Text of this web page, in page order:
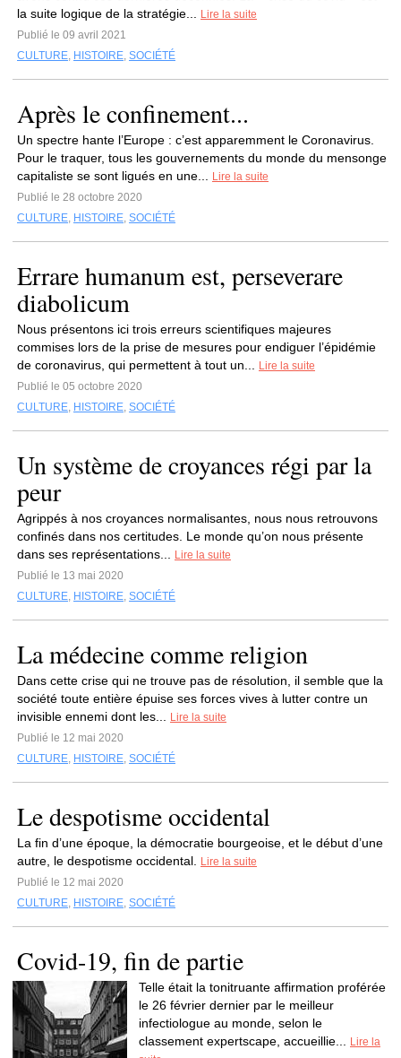
la suite logique de la stratégie...
Lire la suite
Publié le 09 avril 2021
CULTURE, HISTOIRE, SOCIÉTÉ
Après le confinement...
Un spectre hante l’Europe : c’est apparemment le Coronavirus.
Pour le traquer, tous les gouvernements du monde du mensonge
capitaliste se sont ligués en une...
Lire la suite
Publié le 28 octobre 2020
CULTURE, HISTOIRE, SOCIÉTÉ
Errare humanum est, perseverare
diabolicum
Nous présentons ici trois erreurs scientifiques majeures
commises lors de la prise de mesures pour endiguer l’épidémie
de coronavirus, qui permettent à tout un...
Lire la suite
Publié le 05 octobre 2020
CULTURE, HISTOIRE, SOCIÉTÉ
Un système de croyances régi par la
peur
Agrippés à nos croyances normalisantes, nous nous retrouvons
confinés dans nos certitudes. Le monde qu’on nous présente
dans ses représentations...
Lire la suite
Publié le 13 mai 2020
CULTURE, HISTOIRE, SOCIÉTÉ
La médecine comme religion
Dans cette crise qui ne trouve pas de résolution, il semble que la
société toute entière épuise ses forces vives à lutter contre un
invisible ennemi dont les...
Lire la suite
Publié le 12 mai 2020
CULTURE, HISTOIRE, SOCIÉTÉ
Le despotisme occidental
La fin d’une époque, la démocratie bourgeoise, et le début d’une
autre, le despotisme occidental.
Lire la suite
Publié le 12 mai 2020
CULTURE, HISTOIRE, SOCIÉTÉ
Covid-19, fin de partie
Telle était la tonitruante affirmation proférée
le 26 février dernier par le meilleur
infectiologue au monde, selon le
classement expertscape, accueillie...
Lire la